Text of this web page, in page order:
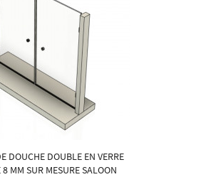
DOUCHE DOUBLE EN VERRE
8 MM SUR MESURE SALOON